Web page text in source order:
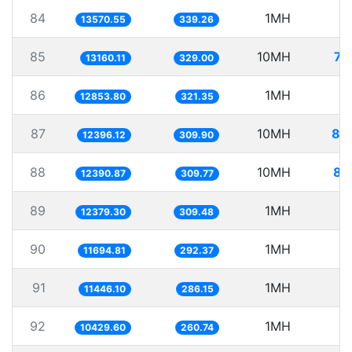
84 13570.55 339.26 1MH
85 13160.11 329.00 10MH
86 12853.80 321.35 1MH
87 12396.12 309.90 10MH
88 12390.87 309.77 10MH
89 12379.30 309.48 1MH
90 11694.81 292.37 1MH
91 11446.10 286.15 1MH
92 10429.60 260.74 1MH